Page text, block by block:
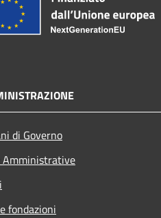
di Governo
Amministrative
fondazioni